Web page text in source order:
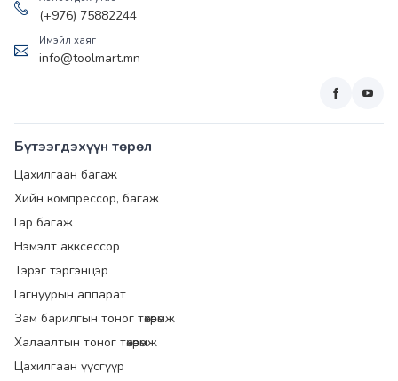
(+976) 75882244
Имэйл хаяг
info@toolmart.mn
Бүтээгдэхүүн төрөл
Цахилгаан багаж
Хийн компрессор, багаж
Гар багаж
Нэмэлт акксессор
Тэрэг тэргэнцэр
Гагнуурын аппарат
Зам барилгын тоног төхөөрөмж
Халаалтын тоног төхөөрөмж
Цахилгаан үүсгүүр